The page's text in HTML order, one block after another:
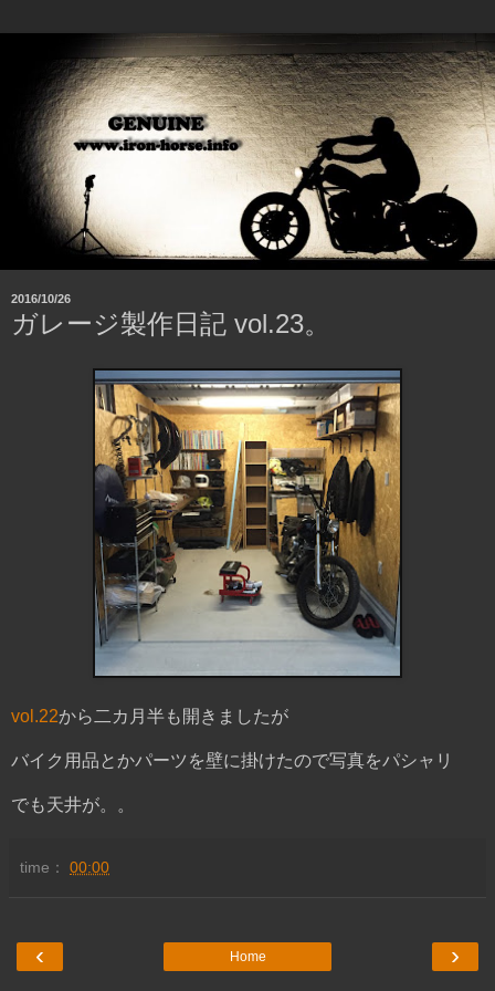
2016/10/26
ガレージ製作日記 vol.23。
vol.22から二カ月半も開きましたが
バイク用品とかパーツを壁に掛けたので写真をパシャリ
でも天井が。。
time： 00:00
‹ ›
Home